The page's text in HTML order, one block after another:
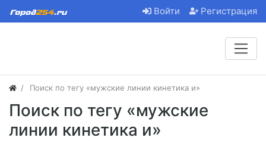
Войти Регистрация
Поиск по тегу «мужские линии кинетика и»
Поиск по тегу «мужские
линии кинетика и»